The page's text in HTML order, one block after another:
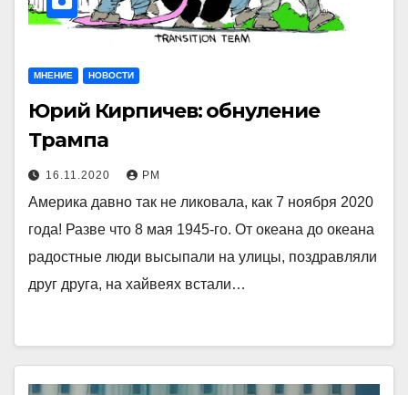
МНЕНИЕ НОВОСТИ
Юрий Кирпичев: обнуление
Трампа
16.11.2020 РМ
Америка давно так не ликовала, как 7 ноября 2020
года! Разве что 8 мая 1945-го. От океана до океана
радостные люди высыпали на улицы, поздравляли
друг друга, на хайвеях встали…